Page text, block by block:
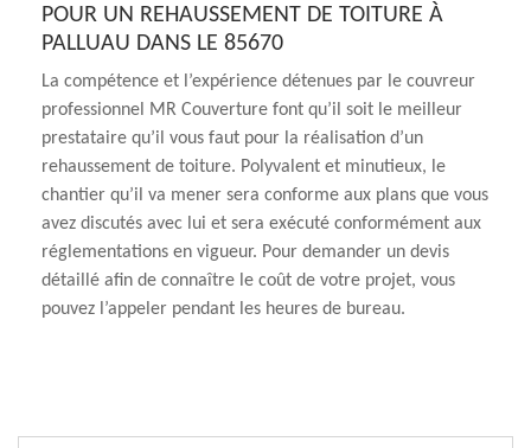
POUR UN REHAUSSEMENT DE TOITURE À
PALLUAU DANS LE 85670
La compétence et l’expérience détenues par le couvreur
professionnel MR Couverture font qu’il soit le meilleur
prestataire qu’il vous faut pour la réalisation d’un
rehaussement de toiture. Polyvalent et minutieux, le
chantier qu’il va mener sera conforme aux plans que vous
avez discutés avec lui et sera exécuté conformément aux
réglementations en vigueur. Pour demander un devis
détaillé afin de connaître le coût de votre projet, vous
pouvez l’appeler pendant les heures de bureau.